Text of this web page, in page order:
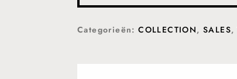
Categorieën:COLLECTION,SALES,